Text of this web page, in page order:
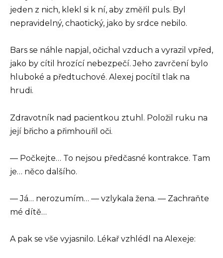
jeden z nich, klekl si k ní, aby změřil puls. Byl
nepravidelný, chaotický, jako by srdce nebilo.
Bars se náhle napjal, očichal vzduch a vyrazil vpřed,
jako by cítil hrozící nebezpečí. Jeho zavrčení bylo
hluboké a předtuchové. Alexej pocítil tlak na
hrudi.
Zdravotník nad pacientkou ztuhl. Položil ruku na
její břicho a přimhouřil oči.
— Počkejte… To nejsou předčasné kontrakce. Tam
je… něco dalšího.
— Já… nerozumím… — vzlykala žena. — Zachraňte
mé dítě…
A pak se vše vyjasnilo. Lékař vzhlédl na Alexeje: